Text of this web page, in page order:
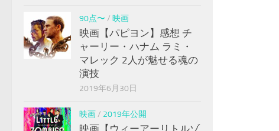
90点〜 / 映画
映画【パピヨン】感想 チ
ャーリー・ハナム ラミ・
マレック 2人が魅せる魂の
演技
2019年6月30日
映画/ 2019年公開